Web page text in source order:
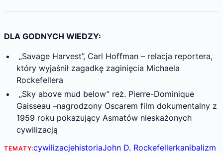
DLA GODNYCH WIEDZY:
„Savage Harvest”, Carl Hoffman – relacja reportera,
który wyjaśnił zagadkę zaginięcia Michaela
Rockefellera
„Sky above mud below” reż. Pierre-Dominique
Gaisseau –nagrodzony Oscarem film dokumentalny z
1959 roku pokazujący Asmatów nieskażonych
cywilizacją
TEMATY:cywilizacjehistoriaJohn D. Rockefellerkanibalizm